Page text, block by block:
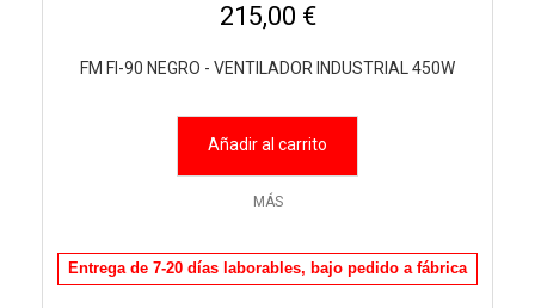
215,00 €
FM FI-90 NEGRO - VENTILADOR INDUSTRIAL 450W
Añadir al carrito
MÁS
Entrega de 7-20 días laborables, bajo pedido a fábrica